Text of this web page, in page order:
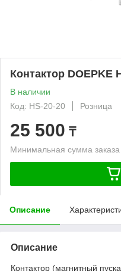
Контактор DOEPKE
В наличии
Код: HS-20-20
Розница
25 500 ₸
Минимальная сумма
Описание
Описание
Контактор (магнитный